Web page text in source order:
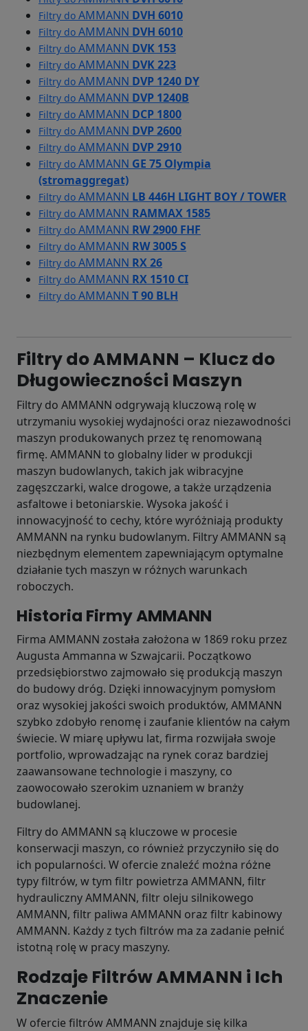
Filtry do AMMANN DVH 6010
Filtry do AMMANN DVH 6010
Filtry do AMMANN DVK 153
Filtry do AMMANN DVK 223
Filtry do AMMANN DVP 1240 DY
Filtry do AMMANN DVP 1240B
Filtry do AMMANN DCP 1800
Filtry do AMMANN DVP 2600
Filtry do AMMANN DVP 2910
Filtry do AMMANN GE 75 Olympia
(stromaggregat)
Filtry do AMMANN LB 446H LIGHT BOY / TOWER
Filtry do AMMANN RAMMAX 1585
Filtry do AMMANN RW 2900 FHF
Filtry do AMMANN RW 3005 S
Filtry do AMMANN RX 26
Filtry do AMMANN RX 1510 CI
Filtry do AMMANN T 90 BLH
Filtry do AMMANN – Klucz do
Długowieczności Maszyn
Filtry do AMMANN odgrywają kluczową rolę w
utrzymaniu wysokiej wydajności oraz niezawodności
maszyn produkowanych przez tę renomowaną
firmę. AMMANN to globalny lider w produkcji
maszyn budowlanych, takich jak wibracyjne
zagęszczarki, walce drogowe, a także urządzenia
asfaltowe i betoniarskie. Wysoka jakość i
innowacyjność to cechy, które wyróżniają produkty
AMMANN na rynku budowlanym. Filtry AMMANN są
niezbędnym elementem zapewniającym optymalne
działanie tych maszyn w różnych warunkach
roboczych.
Historia Firmy AMMANN
Firma AMMANN została założona w 1869 roku przez
Augusta Ammanna w Szwajcarii. Początkowo
przedsiębiorstwo zajmowało się produkcją maszyn
do budowy dróg. Dzięki innowacyjnym pomysłom
oraz wysokiej jakości swoich produktów, AMMANN
szybko zdobyło renomę i zaufanie klientów na całym
świecie. W miarę upływu lat, firma rozwijała swoje
portfolio, wprowadzając na rynek coraz bardziej
zaawansowane technologie i maszyny, co
zaowocowało szerokim uznaniem w branży
budowlanej.
Filtry do AMMANN są kluczowe w procesie
konserwacji maszyn, co również przyczyniło się do
ich popularności. W ofercie znaleźć można różne
typy filtrów, w tym filtr powietrza AMMANN, filtr
hydrauliczny AMMANN, filtr oleju silnikowego
AMMANN, filtr paliwa AMMANN oraz filtr kabinowy
AMMANN. Każdy z tych filtrów ma za zadanie pełnić
istotną rolę w pracy maszyny.
Rodzaje Filtrów AMMANN i Ich
Znaczenie
W ofercie filtrów AMMANN znajduje się kilka